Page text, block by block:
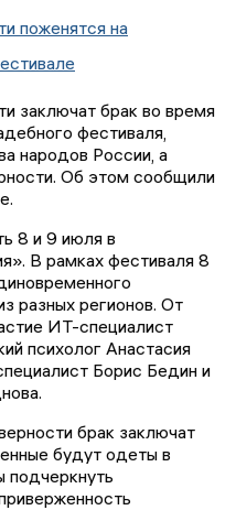
поженятся на
заключат брак во время
фестиваля,
народов России, а
Об этом сообщили
8 и 9 июля в
В рамках фестиваля 8
разных регионов. От
ИТ-специалист
психолог Анастасия
Борис Бедин и
брак заключат
будут одеты в
подчеркнуть